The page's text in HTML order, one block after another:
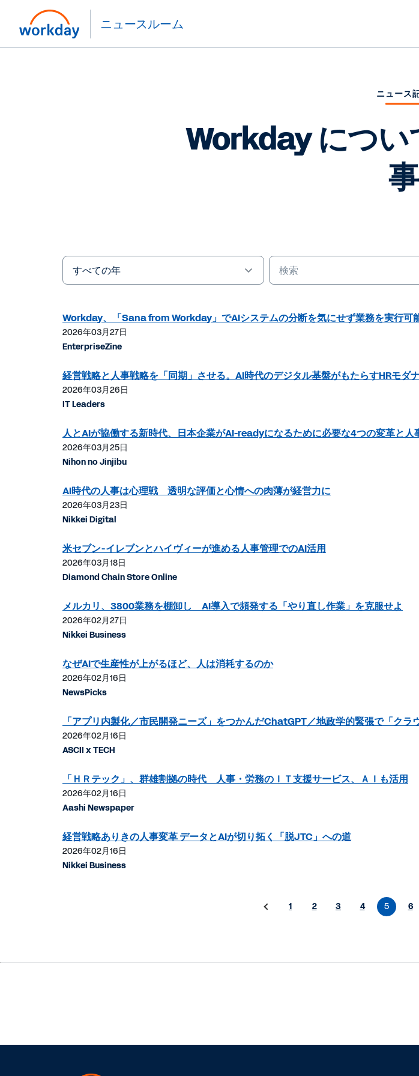
ニュースルーム
ニュース
Workday につ
事
Year
ー
ド
Workday、「Sana from Workday」でAIシステムの分断を気にせず業務を実行可
2026年03月27日
EnterpriseZine
経営戦略と人事戦略を「同期」させる。AI時代のデジタル基盤がもたらすHRモダ
2026年03月26日
IT Leaders
人とAIが協働する新時代、日本企業がAI-readyになるために必要な4つの変革と人
2026年03月25日
Nihon no Jinjibu
AI時代の人事は心理戦 透明な評価と心情への肉薄が経営力に
2026年03月23日
Nikkei Digital
米セブン-イレブンとハイヴィーが進める人事管理でのAI活用
2026年03月18日
Diamond Chain Store Online
メルカリ、3800業務を棚卸し AI導入で頻発する「やり直し作業」を克服せよ
2026年02月27日
Nikkei Business
なぜAIで生産性が上がるほど、人は消耗するのか
2026年02月16日
NewsPicks
「アプリ内製化／市民開発ニーズ」をつかんだChatGPT／地政学的緊張で「ク
2026年02月16日
ASCII x TECH
「ＨＲテック」、群雄割拠の時代 人事・労務のＩＴ支援サービス、ＡＩも活用
2026年02月16日
Aashi Newspaper
経営戦略ありきの人事変革 データとAIが切り拓く「脱JTC」への道
2026年02月16日
Nikkei Business
1 2 3 4 5 6